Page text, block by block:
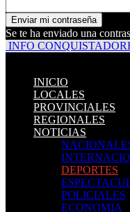
Se te ha enviado una
INFO
INICIO
LOCALES
PROVINCIALES
REGIONALES
NOTICIAS
DEPORTES
POLICIALES
ECONOMIA